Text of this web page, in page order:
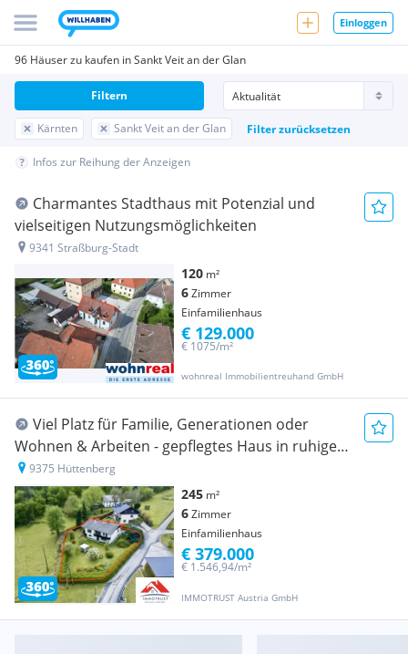
Einloggen
96 Häuser zu kaufen in Sankt Veit an der Glan
Kärnten Sankt Veit an der Glan Filter zurücksetzen
Filtern
Infos zur Reihung der Anzeigen
Charmantes Stadthaus mit Potenzial und
vielseitigen Nutzungsmöglichkeiten
9341 Straßburg-Stadt
120 m²
6Zimmer
Einfamilienhaus
wohnreal Immobilientreuhand GmbH
€ 1075/m²
€ 129.000
Viel Platz für Familie, Generationen oder
Wohnen & Arbeiten - gepflegtes Haus in ruhiger
Grünlage in Hüttenberg
9375 Hüttenberg
245 m²
6Zimmer
Einfamilienhaus
IMMOTRUST Austria GmbH
€ 1.546,94/m²
€ 379.000